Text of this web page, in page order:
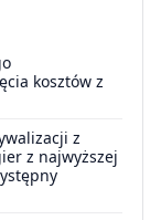
kosztów z
z
z najwyższej